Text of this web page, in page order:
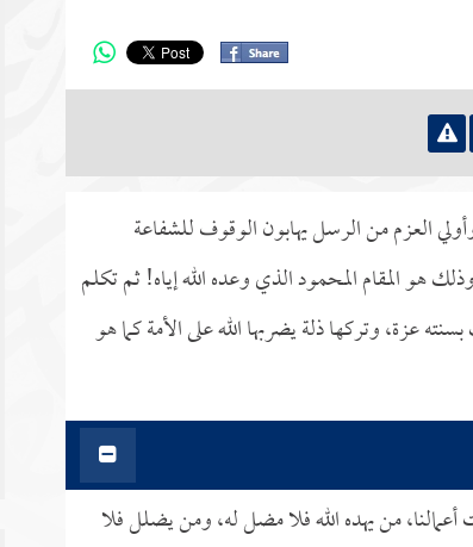
العزم من الرسل يهابون الوقوف للشفاعة
هو المقام المحمود الذي وعده الله إياه! ثم تكلم
عزة، وتركها ذلة يضربها الله على الأمة كما هو
من يهده الله فلا مضل له، ومن يضلل فلا